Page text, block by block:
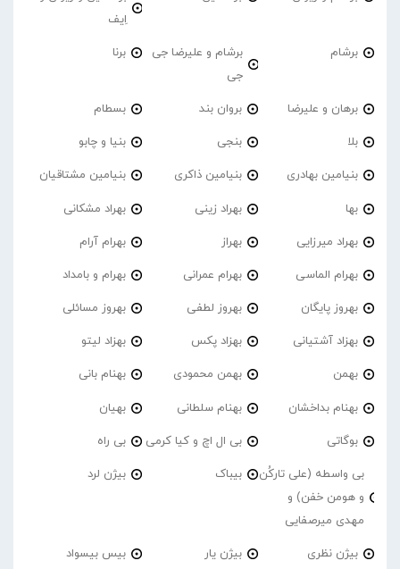
اِیف
برشام
برشام و علیرضا جی
جی
برنا
برهان و علیرضا بروان بند بسطام
بلا بنجی بنیا و چابو
بنیامین بهادری بنیامین ذاکری بنیامین مشتاقیان
بها بهراد زینی بهراد مشکانی
بهراد میرزایی بهراز بهرام آرام
بهرام الماسی بهرام عمرانی بهرام و بامداد
بهروز پایگان بهروز لطفی بهروز مسائلی
بهزاد آشتیانی بهزاد پکس بهزاد لیتو
بهمن بهمن محمودی بهنام بانی
بهنام بداخشان بهنام سلطانی بهیان
بوگاتی بی ال اچ و کیا کرمی بی راه
بی واسطه (علی تارکُن
و هومن خفن) و
مهدی میرصفایی
بیباک بیژن لرد
بیژن نظری بیژن یار بیس بیسواد